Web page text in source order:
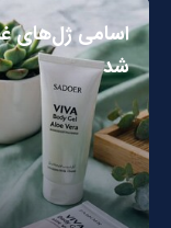
اسامی ژل‌های
شد